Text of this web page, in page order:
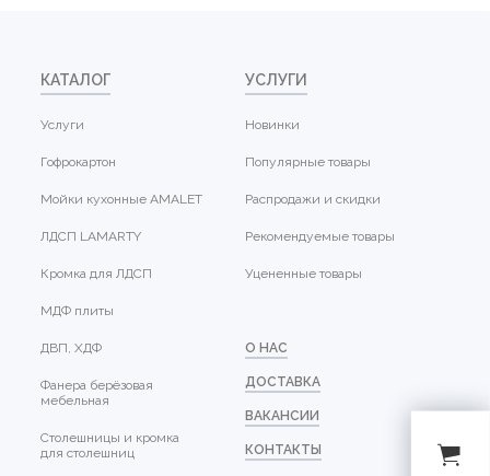
КАТАЛОГ
Услуги
Гофрокартон
Мойки кухонные AMALET
ЛДСП LAMARTY
Кромка для ЛДСП
МДФ плиты
ДВП, ХДФ
Фанера берёзовая
мебельная
Столешницы и кромка
для столешниц
УСЛУГИ
Новинки
Популярные товары
Распродажи и скидки
Рекомендуемые товары
Уцененные товары
О НАС
ДОСТАВКА
ВАКАНСИИ
КОНТАКТЫ